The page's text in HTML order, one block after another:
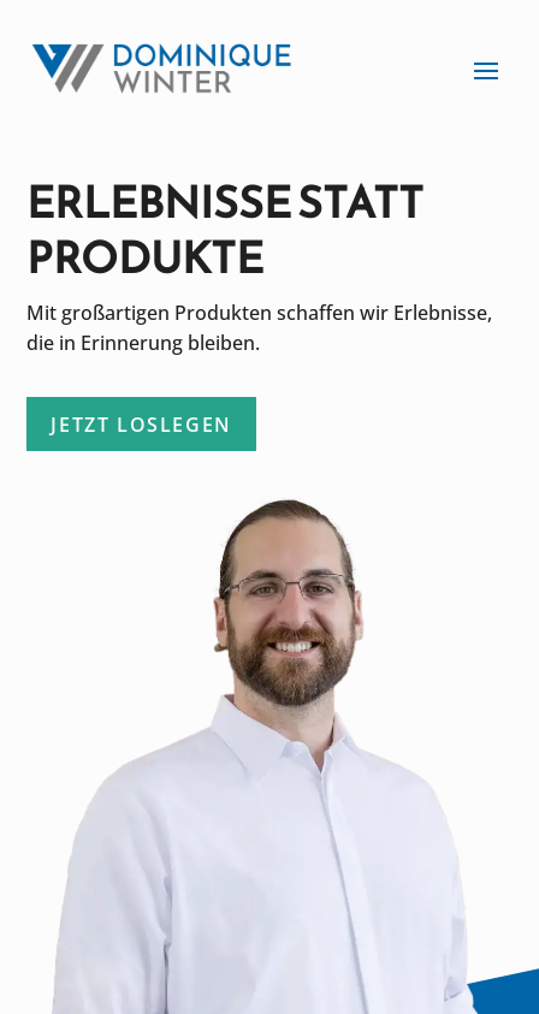
ERLEBNISSE STATT
PRODUKTE
Mit großartigen Produkten schaffen wir Erlebnisse,
die in Erinnerung bleiben.
JETZT LOSLEGEN